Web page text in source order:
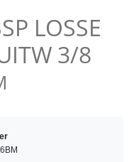
LOSSE
3/8